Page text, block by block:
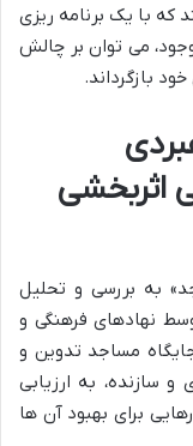
که با یک برنامه ریزی
می توان بر چالش
بازگرداند.
اثربخشی
به بررسی و تحلیل
نهادهای فرهنگی و
مساجد تدوین و
سازنده، به ارزیابی
برای بهبود آن ها